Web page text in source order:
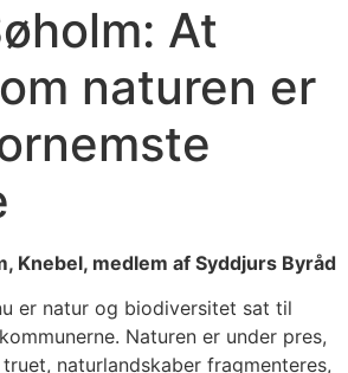
At
naturen er
Knebel, medlem af Syddjurs Byråd
er natur og biodiversitet sat til
Naturen er under pres,
naturlandskaber fragmenteres,